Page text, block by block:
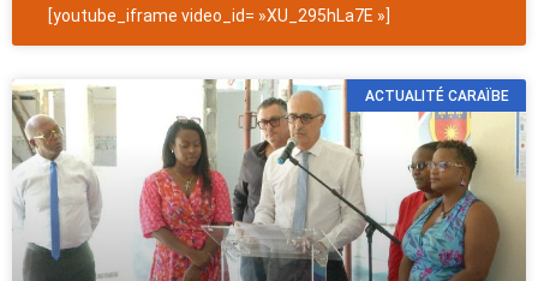
[youtube_iframe video_id= »XU_295hLa7E »]
ACTUALITÉ CARAÏBE